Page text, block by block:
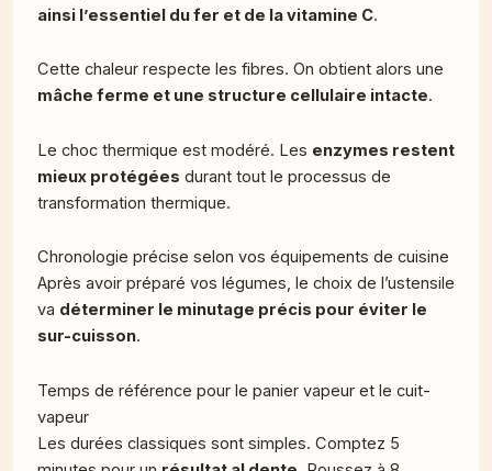
ainsi l’essentiel du fer et de la vitamine C.
Cette chaleur respecte les fibres. On obtient alors une
mâche ferme et une structure cellulaire intacte.
Le choc thermique est modéré. Les enzymes restent
mieux protégées durant tout le processus de
transformation thermique.
Chronologie précise selon vos équipements de cuisine
Après avoir préparé vos légumes, le choix de l’ustensile
va déterminer le minutage précis pour éviter le
sur-cuisson.
Temps de référence pour le panier vapeur et le cuit-
vapeur
Les durées classiques sont simples. Comptez 5